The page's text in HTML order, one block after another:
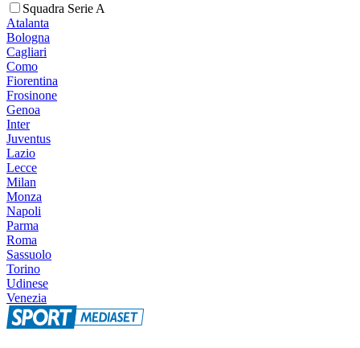
Squadra Serie A
Atalanta
Bologna
Cagliari
Como
Fiorentina
Frosinone
Genoa
Inter
Juventus
Lazio
Lecce
Milan
Monza
Napoli
Parma
Roma
Sassuolo
Torino
Udinese
Venezia